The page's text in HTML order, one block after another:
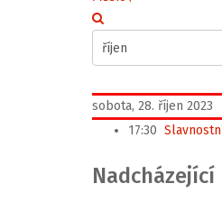
sobota, 28. říjen 2023
17:30